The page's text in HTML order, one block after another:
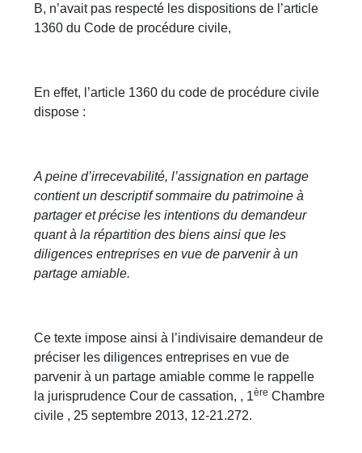
B, n’avait pas respecté les dispositions de l’article
1360 du Code de procédure civile,
En effet, l’article 1360 du code de procédure civile
dispose :
A peine d’irrecevabilité, l’assignation en partage
contient un descriptif sommaire du patrimoine à
partager et précise les intentions du demandeur
quant à la répartition des biens ainsi que les
diligences entreprises en vue de parvenir à un
partage amiable.
Ce texte impose ainsi à l’indivisaire demandeur de
préciser les diligences entreprises en vue de
parvenir à un partage amiable comme le rappelle
la jurisprudence Cour de cassation, , 1ère Chambre
civile , 25 septembre 2013, 12-21.272.